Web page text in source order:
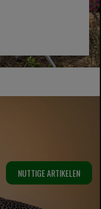
NUTTIGE ARTIKELEN